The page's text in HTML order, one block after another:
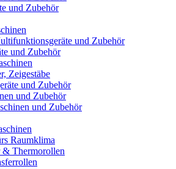
und Zubehör
und Zubehör
und Zubehör
Zeigestäbe
und Zubehör
und Zubehör
und Zubehör
Raumklima
& Thermorollen